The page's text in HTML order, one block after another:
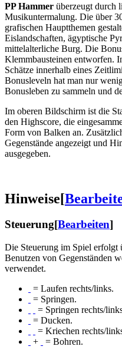
PP Hammer überzeugt durch
Musikuntermalung. Die über
grafischen Hauptthemen
Eislandschaften, ägyptische
mittelalterliche Burg. Die
Klemmbausteinen entworfen.
Schätze innerhalb eines
Bonusleveln hat man nur
Bonusleben zu sammeln und
Im oberen Bildschirm ist die
den Highscore, die
Form von Balken an.
Gegenstände angezeigt und
ausgegeben.
Hinweise[
Steuerung[Bearbeiten]
Die Steuerung im Spiel erfolgt
Benutzen von Gegenständen
verwendet.
= Laufen rechts/links.
= Springen.
= Springen rechts/
= Ducken.
= Kriechen rechts/
+
= Bohren.